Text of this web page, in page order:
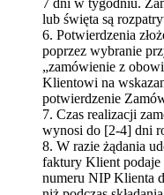
7 dni w tygodniu.
lub święta są
6. Potwierdzenia
poprzez wybranie
„zamówienie z
Klientowi na
potwierdzenie
7. Czas realizacji
wynosi do [2-4] dni
8. W razie żądania
faktury Klient podaje
numeru NIP Klienta